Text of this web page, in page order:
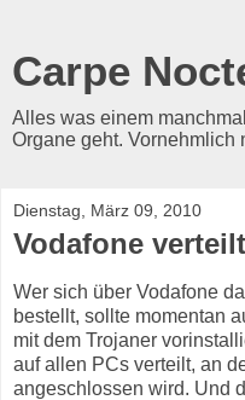
Carpe
Alles was einem
Organe geht. Vornehmlich
Dienstag, März 09, 2010
Vodafone
Wer sich über Vodafone
bestellt, sollte momentan
mit dem Trojaner
auf allen PCs verteilt, an
angeschlossen wird. Und